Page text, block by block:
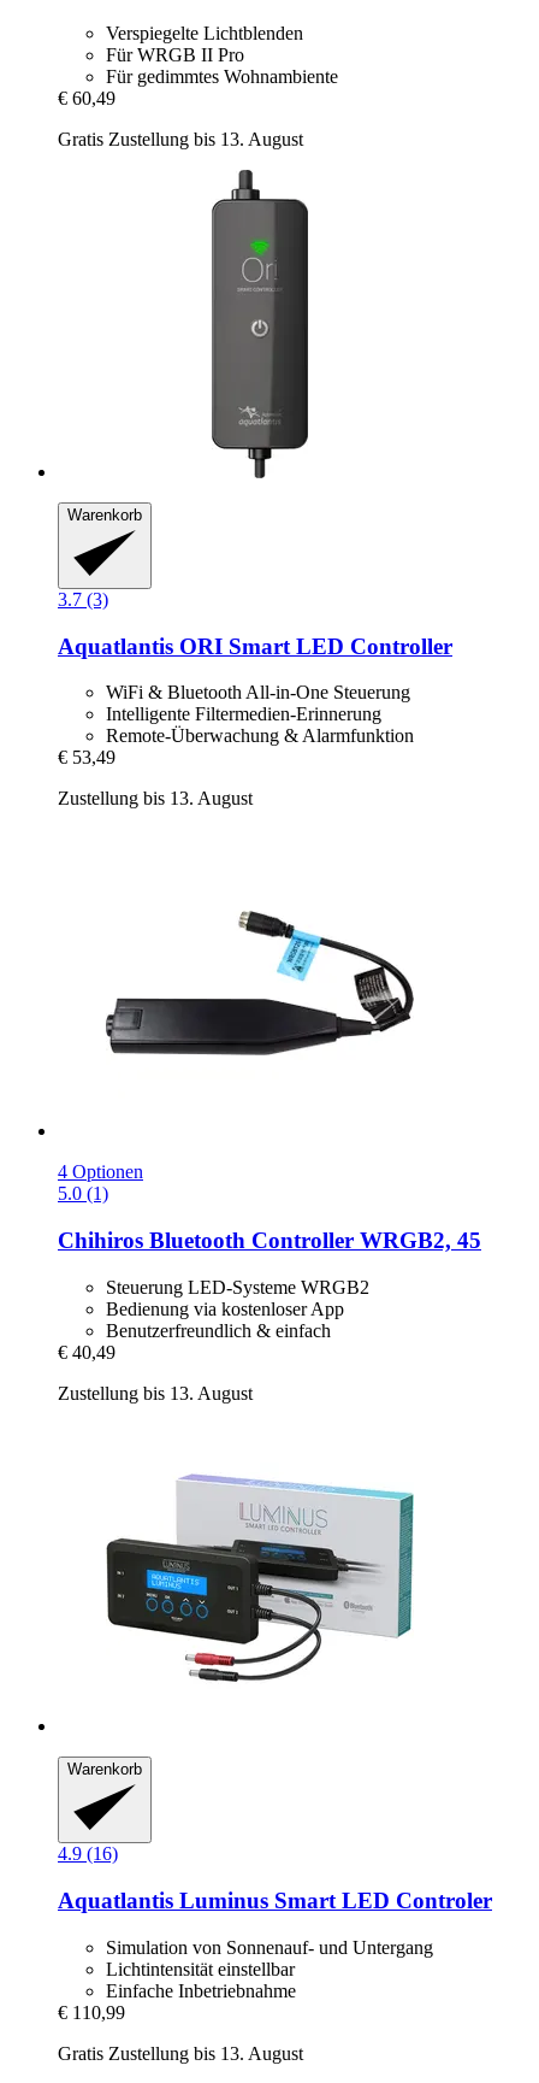
Verspiegelte Lichtblenden
Für WRGB II Pro
Für gedimmtes Wohnambiente
€ 60,49
Gratis Zustellung bis 13. August
Warenkorb
3.7 (3)
Aquatlantis ORI Smart LED Controller
WiFi & Bluetooth All-in-One Steuerung
Intelligente Filtermedien-Erinnerung
Remote-Überwachung & Alarmfunktion
€ 53,49
Zustellung bis 13. August
4 Optionen
5.0 (1)
Chihiros Bluetooth Controller WRGB2, 45
Steuerung LED-Systeme WRGB2
Bedienung via kostenloser App
Benutzerfreundlich & einfach
€ 40,49
Zustellung bis 13. August
Warenkorb
4.9 (16)
Aquatlantis Luminus Smart LED Controler
Simulation von Sonnenauf- und Untergang
Lichtintensität einstellbar
Einfache Inbetriebnahme
€ 110,99
Gratis Zustellung bis 13. August